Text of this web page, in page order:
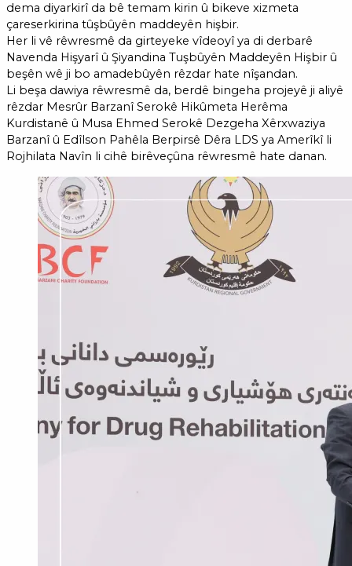
dema diyarkirî da bê temam kirin û bikeve xizmeta
çareserkirina tûşbûyên maddeyên hişbir.
Her li vê rêwresmê da girteyeke vîdeoyî ya di derbarê
Navenda Hişyarî û Şiyandina Tuşbûyên Maddeyên Hişbir û
beşên wê ji bo amadebûyên rêzdar hate nîşandan.
Li beşa dawiya rêwresmê da, berdê bingeha projeyê ji aliyê
rêzdar Mesrûr Barzanî Serokê Hikûmeta Herêma
Kurdistanê û Musa Ehmed Serokê Dezgeha Xêrxwaziya
Barzanî û Edîlson Pahêla Berpirsê Dêra LDS ya Amerîkî li
Rojhilata Navîn li cihê birêveçûna rêwresmê hate danan.